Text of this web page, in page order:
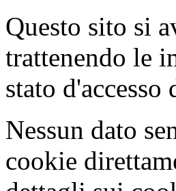
Questo sito si
trattenendo le
stato
Nessun dato
cookie